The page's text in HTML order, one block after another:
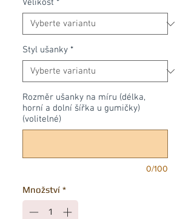
Velikost *
Styl ušanky *
Rozměr ušanky na míru (délka,
horní a dolní šířka u gumičky)
(volitelné)
0/100
Množství *